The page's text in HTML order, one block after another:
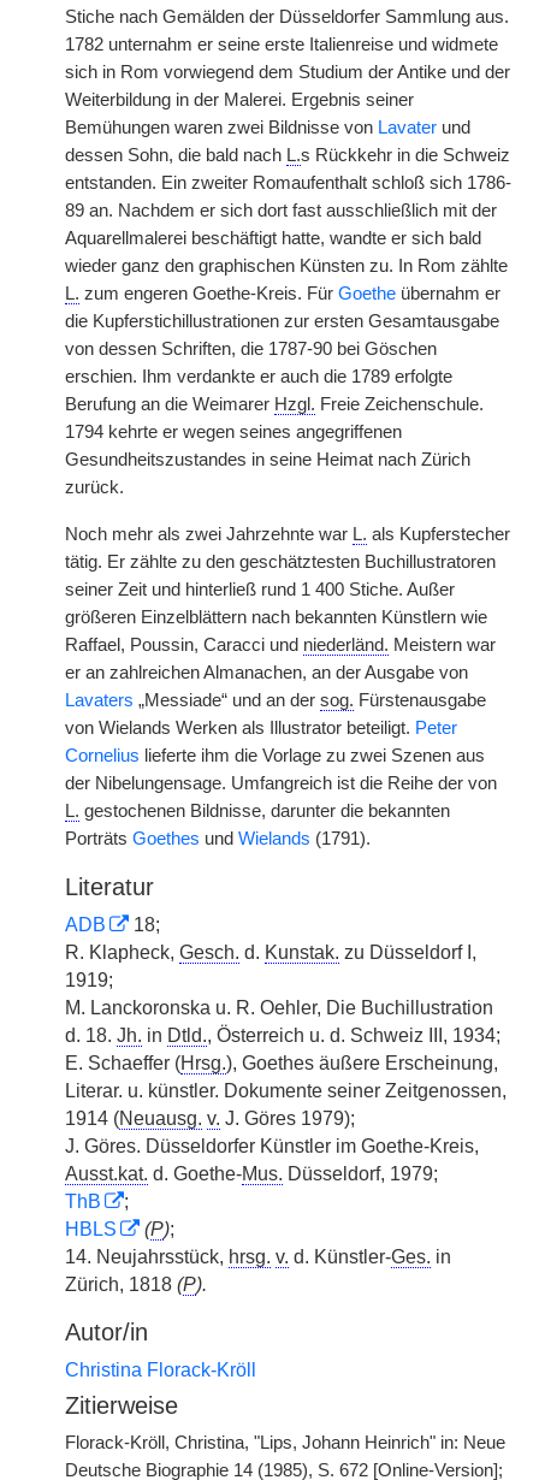
Stiche nach Gemälden der Düsseldorfer Sammlung aus.
1782 unternahm er seine erste Italienreise und widmete
sich in Rom vorwiegend dem Studium der Antike und der
Weiterbildung in der Malerei. Ergebnis seiner
Bemühungen waren zwei Bildnisse von Lavater und
dessen Sohn, die bald nach L.s Rückkehr in die Schweiz
entstanden. Ein zweiter Romaufenthalt schloß sich 1786-
89 an. Nachdem er sich dort fast ausschließlich mit der
Aquarellmalerei beschäftigt hatte, wandte er sich bald
wieder ganz den graphischen Künsten zu. In Rom zählte
L. zum engeren Goethe-Kreis. Für Goethe übernahm er
die Kupferstichillustrationen zur ersten Gesamtausgabe
von dessen Schriften, die 1787-90 bei Göschen
erschien. Ihm verdankte er auch die 1789 erfolgte
Berufung an die Weimarer Hzgl. Freie Zeichenschule.
1794 kehrte er wegen seines angegriffenen
Gesundheitszustandes in seine Heimat nach Zürich
zurück.
Noch mehr als zwei Jahrzehnte war L. als Kupferstecher
tätig. Er zählte zu den geschätztesten Buchillustratoren
seiner Zeit und hinterließ rund 1 400 Stiche. Außer
größeren Einzelblättern nach bekannten Künstlern wie
Raffael, Poussin, Caracci und niederländ. Meistern war
er an zahlreichen Almanachen, an der Ausgabe von
Lavaters „Messiade“ und an der sog. Fürstenausgabe
von Wielands Werken als Illustrator beteiligt. Peter
Cornelius lieferte ihm die Vorlage zu zwei Szenen aus
der Nibelungensage. Umfangreich ist die Reihe der von
L. gestochenen Bildnisse, darunter die bekannten
Porträts Goethes und Wielands (1791).
Literatur
ADB
18;
R. Klapheck, Gesch. d. Kunstak. zu Düsseldorf I,
1919;
M. Lanckoronska u. R. Oehler, Die Buchillustration
d. 18. Jh. in Dtld., Österreich u. d. Schweiz III, 1934;
E. Schaeffer (Hrsg.), Goethes äußere Erscheinung,
Literar. u. künstler. Dokumente seiner Zeitgenossen,
1914 (Neuausg. v. J. Göres 1979);
J. Göres. Düsseldorfer Künstler im Goethe-Kreis,
Ausst.kat. d. Goethe-Mus. Düsseldorf, 1979;
ThB
;
HBLS
(P);
14. Neujahrsstück, hrsg. v. d. Künstler-Ges. in
Zürich, 1818 (P).
Autor/in
Christina Florack-Kröll
Zitierweise
Florack-Kröll, Christina, "Lips, Johann Heinrich" in: Neue
Deutsche Biographie 14 (1985), S. 672 [Online-Version];